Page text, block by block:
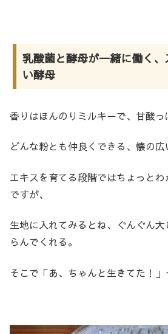
乳酸菌と酵母が一緒に働く
い酵母
香りはほんのりミルキーで、甘酸っ
どんな粉とも仲良くできる、懐の広
エキスを育てる段階ではちょっと
ですが、
生地に入れてみるとね、ぐんぐん
らんでくれる。
そこで「あ、ちゃんと生きてた！」